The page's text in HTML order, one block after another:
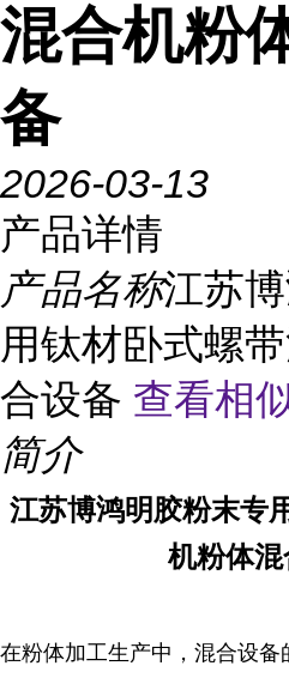
混合机粉
备
2026-03-13
产品详情
产品名称江苏
用钛材卧式螺
合设备 查看相
简介
江苏博鸿明胶粉末专
机粉体
在粉体加工生产中，混合设